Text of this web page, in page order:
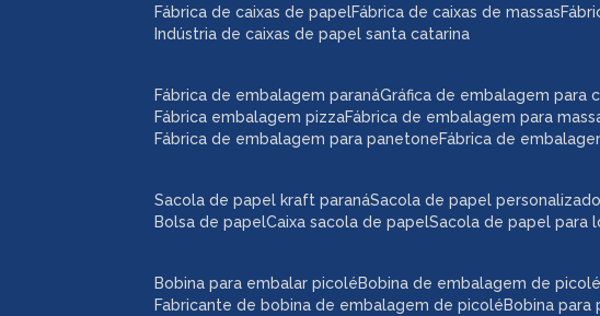
bobina para embalar picolé
bobina de embalagem de picolé
fabricante de bobina de embalagem de picolé
bobina
fábrica de caixas de papel fábrica de caixas de massas
indústria de caixas de papel santa catarina
gráfica de embalagem para
fábrica de embalagem para
fábrica de embalagem para panetone
fábrica embalagem pizza
fábrica de
fábrica de embalagem paraná
sacola de papel
bolsa de papel
caixa sacola de papel sacola de papel para
sacola de papel kraft paraná